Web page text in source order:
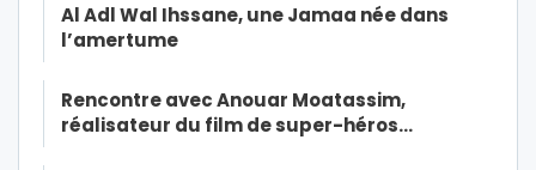
Al Adl Wal Ihssane, une Jamaa née dans
l’amertume
Rencontre avec Anouar Moatassim,
réalisateur du film de super-héros…